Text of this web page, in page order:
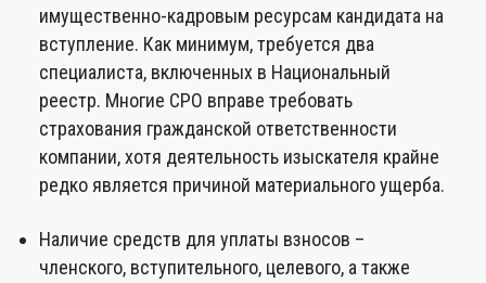
имущественно-кадровым ресурсам кандидата на
вступление. Как минимум, требуется два
специалиста, включенных в Национальный
реестр. Многие СРО вправе требовать
страхования гражданской ответственности
компании, хотя деятельность изыскателя крайне
редко является причиной материального ущерба.
Наличие средств для уплаты взносов –
членского, вступительного, целевого, а также